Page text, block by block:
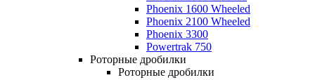
Phoenix 1600 Wheeled
Phoenix 2100 Wheeled
Phoenix 3300
Powertrak 750
Роторные дробилки
Роторные дробилки